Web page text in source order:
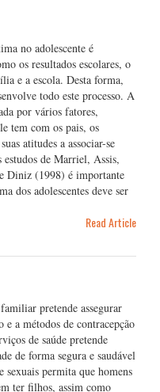
no adolescente é
os resultados escolares, o
e a escola. Desta forma,
todo este processo. A
por vários fatores,
tem com os pais, os
atitudes a associar-se
estudos de Marriel, Assis,
Diniz (1998) é importante
dos adolescentes deve ser
Read Article
pretende assegurar
e a métodos de contracepção
de saúde pretende
de forma segura e saudável
sexuais permita que homens
ter filhos, assim como